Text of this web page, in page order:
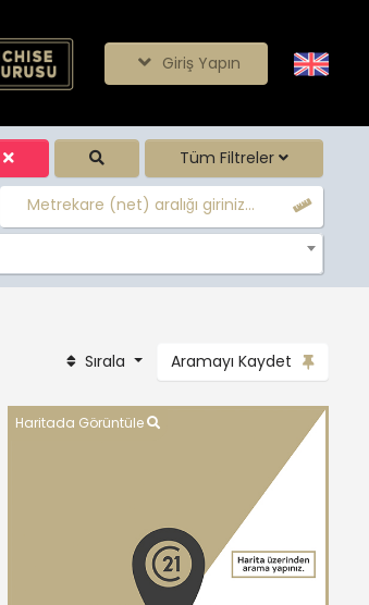
Giriş Yapın
Tüm Filtreler
Metrekare (net) aralığı giriniz...
Sırala Aramayı Kaydet
Haritada Görüntüle